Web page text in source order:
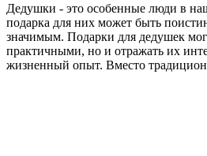
Дедушки - это особенные люди в
подарка для них может быть
значимым. Подарки для дедушек
практичными, но и отражать их
жизненный опыт. Вместо